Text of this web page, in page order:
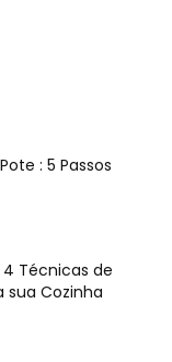
: 5 Passos
Técnicas de
sua Cozinha